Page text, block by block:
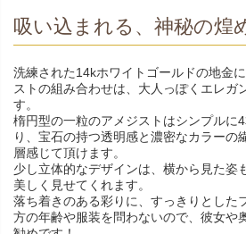
吸い込まれる、神秘の煌
洗練された14kホワイトゴールドの地金
ストの組み合わせは、大人っぽくエレガ
す。
楕円型の一粒のアメジストはシンプルに
り、宝石の持つ透明感と濃密なカラーの
層感じて頂けます。
少し立体的なデザインは、横から見た姿
美しく見せてくれます。
落ち着きのある彩りに、すっきりとした
方の年齢や服装を問わないので、彼女や